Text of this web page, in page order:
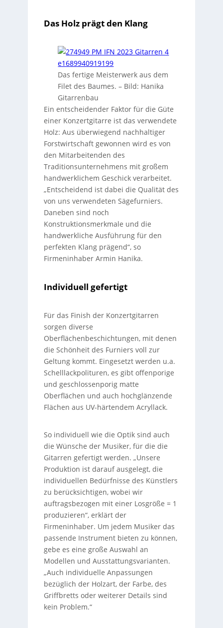
Das Holz prägt den Klang
Das fertige Meisterwerk aus dem
Filet des Baumes.– Bild: Hanika
Gitarrenbau
Ein entscheidender Faktor für die Güte
einer Konzertgitarre ist das verwendete
Holz: Aus überwiegend nachhaltiger
Forstwirtschaft gewonnen wird es von
den Mitarbeitenden des
Traditionsunternehmens mit großem
handwerklichem Geschick verarbeitet.
„Entscheidend ist dabei die Qualität des
von uns verwendeten Sägefurniers.
Daneben sind noch
Konstruktionsmerkmale und die
handwerkliche Ausführung für den
perfekten Klang prägend“, so
Firmeninhaber Armin Hanika.
Individuell gefertigt
Für das Finish der Konzertgitarren
sorgen diverse
Oberflächenbeschichtungen, mit denen
die Schönheit des Furniers voll zur
Geltung kommt. Eingesetzt werden u.a.
Schelllackpolituren, es gibt offenporige
und geschlossenporig matte
Oberflächen und auch hochglänzende
Flächen aus UV-härtendem Acryllack.
So individuell wie die Optik sind auch
die Wünsche der Musiker, für die die
Gitarren gefertigt werden. „Unsere
Produktion ist darauf ausgelegt, die
individuellen Bedürfnisse des Künstlers
zu berücksichtigen, wobei wir
auftragsbezogen mit einer Losgröße = 1
produzieren“, erklärt der
Firmeninhaber. Um jedem Musiker das
passende Instrument bieten zu können,
gebe es eine große Auswahl an
Modellen und Ausstattungsvarianten.
„Auch individuelle Anpassungen
bezüglich der Holzart, der Farbe, des
Griffbretts oder weiterer Details sind
kein Problem.“